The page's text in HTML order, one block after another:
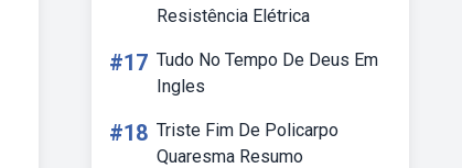
Resistência Elétrica
#17 Tudo No Tempo De Deus Em
Ingles
#18 Triste Fim De Policarpo
Quaresma Resumo